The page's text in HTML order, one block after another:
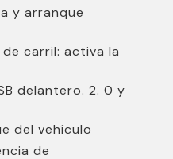
y arranque
carril: activa la
delantero. 2. 0 y
del vehículo
de